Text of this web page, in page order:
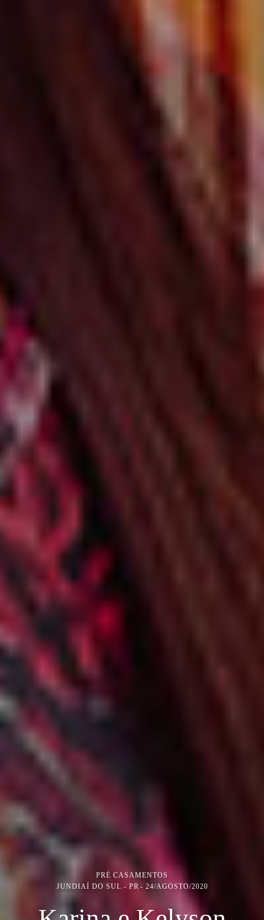
PRÉ CASAMENTOS
JUNDIAÍ DO SUL - PR
24/AGOSTO/2020